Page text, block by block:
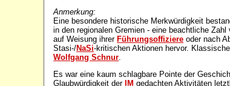
Anmerkung:
Eine besondere historische Merkwürdigkeit
in den regionalen Gremien - eine beachtliche
auf Weisung ihrer Führungsoffiziere oder nach
Stasi-/NaSi-kritischen Aktionen hervor.
Wolfgang Schnur
Es war eine kaum schlagbare Pointe der
Glaubwürdigkeit der IM gedachten Aktivitäten